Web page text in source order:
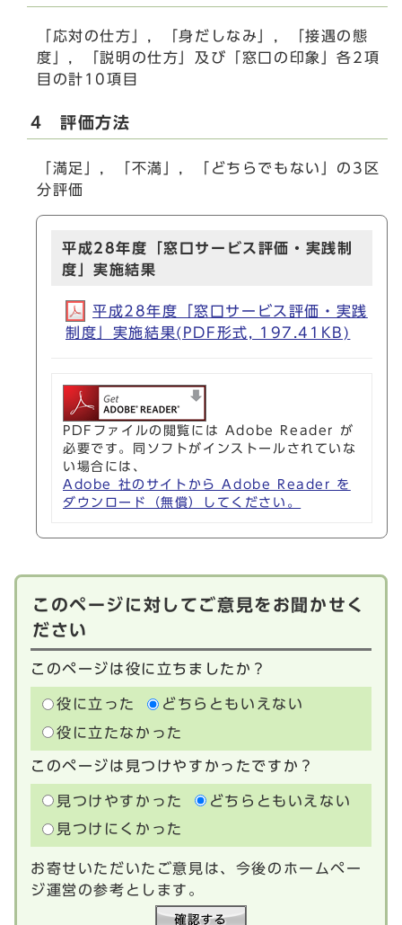
「応対の仕方」，「身だしなみ」，「接遇の態
度」，「説明の仕方」及び「窓口の印象」各2項
目の計10項目
4 評価方法
「満足」，「不満」，「どちらでもない」の3区
分評価
平成28年度「窓口サービス評価・実践制
度」実施結果
平成28年度「窓口サービス評価・実践
制度」実施結果(PDF形式, 197.41KB)
PDFファイルの閲覧には Adobe Reader が
必要です。同ソフトがインストールされていな
い場合には、
Adobe 社のサイトから Adobe Reader を
ダウンロード（無償）してください。
このページに対してご意見をお聞かせく
ださい
このページは役に立ちましたか？
役に立った
どちらともいえない
役に立たなかった
このページは見つけやすかったですか？
見つけやすかった
どちらともいえない
見つけにくかった
お寄せいただいたご意見は、今後のホームペー
ジ運営の参考とします。